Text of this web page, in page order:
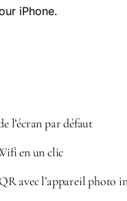
iPhone.
l’écran par défaut
en un clic
avec l’appareil photo